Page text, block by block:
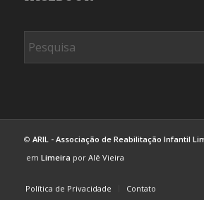
© ARIL - Associação de Reabilitação Infantil
em Limeira por Alê Vieira
Política de Privacidade Contato